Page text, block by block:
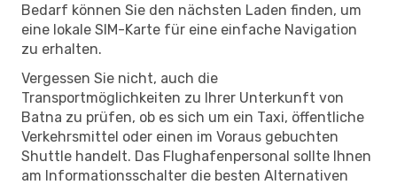
Bedarf können Sie den nächsten Laden finden, um
eine lokale SIM-Karte für eine einfache Navigation
zu erhalten.
Vergessen Sie nicht, auch die
Transportmöglichkeiten zu Ihrer Unterkunft von
Batna zu prüfen, ob es sich um ein Taxi, öffentliche
Verkehrsmittel oder einen im Voraus gebuchten
Shuttle handelt. Das Flughafenpersonal sollte Ihnen
am Informationsschalter die besten Alternativen